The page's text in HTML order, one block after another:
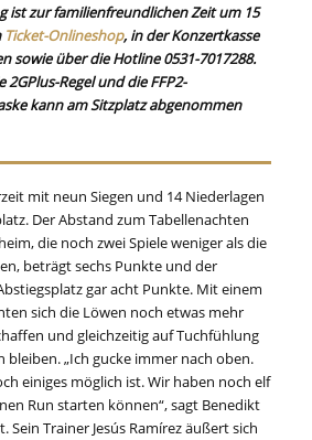
ist zur familienfreundlichen Zeit um 15
Ticket-Onlineshop, in der Konzertkasse
sowie über die Hotline 0531-7017288.
Regel und die FFP2-
kann am Sitzplatz abgenommen
mit neun Siegen und 14 Niederlagen
Der Abstand zum Tabellenachten
die noch zwei Spiele weniger als die
beträgt sechs Punkte und der
gar acht Punkte. Mit einem
sich die Löwen noch etwas mehr
und gleichzeitig auf Tuchfühlung
bleiben. „Ich gucke immer nach oben.
einiges möglich ist. Wir haben noch elf
Run starten können“, sagt Benedikt
Sein Trainer Jesús Ramírez äußert sich